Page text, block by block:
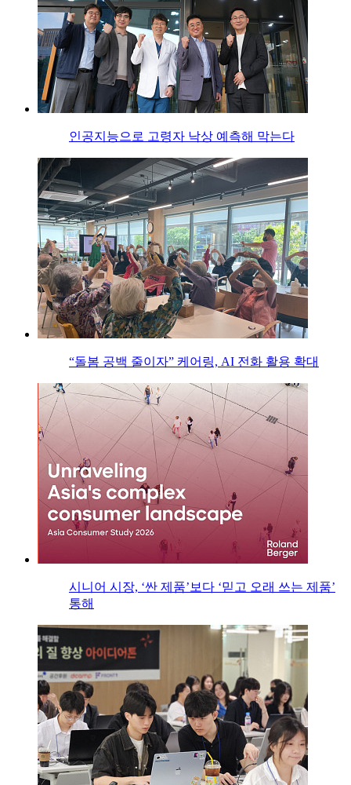
인공지능으로 고령자 낙상 예측해 막는다
“돌봄 공백 줄이자” 케어링, AI 전화 활용 확대
시니어 시장, ‘싼 제품’보다 ‘믿고 오래 쓰는 제품’
통해